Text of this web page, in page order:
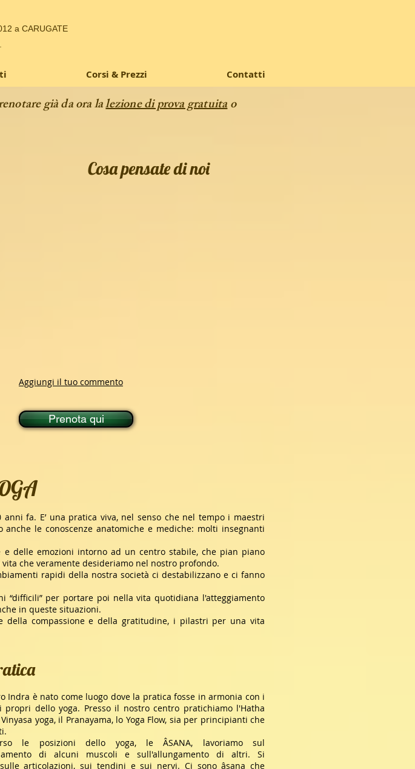
a CARUGATE
Corsi & Prezzi Contatti
già da ora lalezione di prova gratuitao
Cosa pensate di noi
Aggiungi il tuo commento
Prenota qui
fa. E’ una pratica viva, nel senso che nel tempo i maestri
le conoscenze anatomiche e mediche: molti insegnanti
delle emozioni intorno ad un centro stabile, che pian piano
che veramente desideriamo nel nostro profondo.
rapidi della nostra società ci destabilizzano e ci fanno
“difficili” per portare poi nella vita quotidiana l'atteggiamento
in queste situazioni.
della compassione e della gratitudine, i pilastri per una vita
Indra è nato come luogo dove la pratica fosse in armonia con i
propri dello yoga. Presso il nostro centro pratichiamo l'Hatha
yoga, il Pranayama, lo Yoga Flow, sia per principianti che
le posizioni dello yoga, le ÂSANA, lavoriamo sul
di alcuni muscoli e sull'allungamento di altri. Si
articolazioni, sui tendini e sui nervi. Ci sono âsana che